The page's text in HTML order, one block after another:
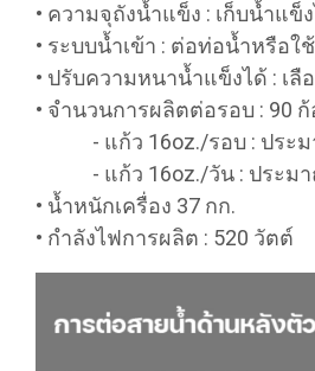
• ความจุถังน้ำแข็ง : เก็บน้ำแข็
• ระบบน้ำเข้า : ต่อท่อน้ำหรือ
• ปรับความหนาน้ำแข็งได้ : เลื
• จำนวนการผลิตต่อรอบ : 90
- แก้ว 16oz./รอบ : ประม
- แก้ว 16oz./วัน : ประมา
• น้ำหนักเครื่อง 37 กก.
• กำลังไฟการผลิต : 520 วัตต์